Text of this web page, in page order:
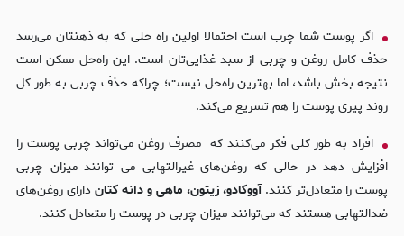
اگر پوست شما چرب است احتمالا اولین راه حلی که به ذهنتان می‌رسد
حذف کامل روغن و چربی از سبد غذایی‌تان است. این راه‌حل ممکن است
نتیجه بخش باشد، اما بهترین راه‌حل نیست؛ چراکه حذف چربی به طور کل
روند پیری پوست را هم تسریع می‌کند.
افراد به طور کلی فکر می‌کنند که مصرف روغن می‌تواند چربی پوست را
افزایش دهد در حالی که روغن‌های غیرالتهابی می توانند میزان چربی
پوست را متعادل‌تر کنند.آووکادو، زیتون، ماهی و دانه کتان دارای روغن‌های
ضدالتهابی هستند که می‌توانند میزان چربی در پوست را متعادل کنند.